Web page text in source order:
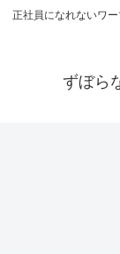
正社員になれないワ
ずぼら